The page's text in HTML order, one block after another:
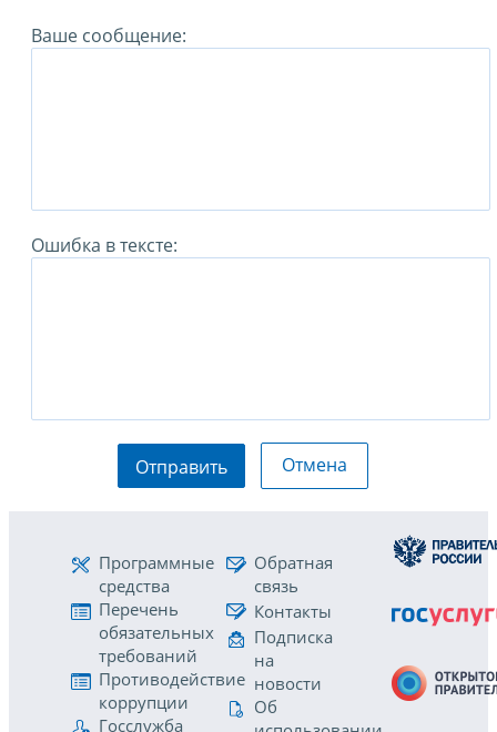
Ваше сообщение:
Ошибка в тексте:
Отправить Отмена
Программные
средства
Перечень
обязательных
требований
Противодействие
коррупции
Госслужба
Обратная
связь
Контакты
Подписка
на
новости
Об